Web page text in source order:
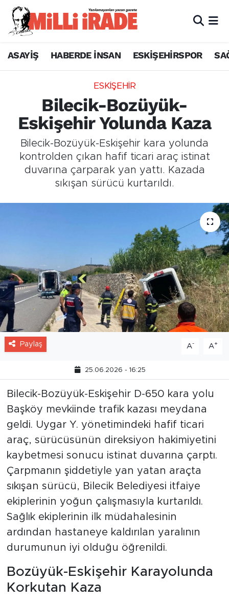
ASAYİŞ HABERDE İNSAN ESKİŞEHİRSPOR
ESKİŞEHİR
Bilecik-Bozüyük-
Eskişehir Yolunda Kaza
Bilecik-Bozüyük-Eskişehir kara yolunda
kontrolden çıkan hafif ticari araç istinat
duvarına çarparak yan yattı. Kazada
sıkışan sürücü kurtarıldı.
Paylaş A- A+
25.06.2026 - 16:25
Bilecik-Bozüyük-Eskişehir D-650 kara yolu
Başköy mevkiinde trafik kazası meydana
geldi. Uygar Y. yönetimindeki hafif ticari
araç, sürücüsünün direksiyon hakimiyetini
kaybetmesi sonucu istinat duvarına çarptı.
Çarpmanın şiddetiyle yan yatan araçta
sıkışan sürücü, Bilecik Belediyesi itfaiye
ekiplerinin yoğun çalışmasıyla kurtarıldı.
Sağlık ekiplerinin ilk müdahalesinin
ardından hastaneye kaldırılan yaralının
durumunun iyi olduğu öğrenildi.
Bozüyük-Eskişehir Karayolunda
Korkutan Kaza